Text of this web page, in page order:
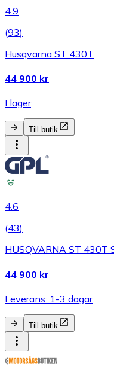
4.9
(93)
Husqvarna ST 430T
44 900 kr
I lager
Till butik
4.6
(43)
HUSQVARNA ST 430T
44 900 kr
Leverans: 1-3 dagar
Till butik